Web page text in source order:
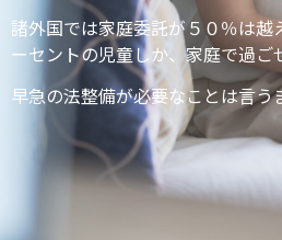
諸外国では家庭委託が５０％は
ーセントの児童しか、家庭で過ご
早急の法整備が必要なことは⾔う